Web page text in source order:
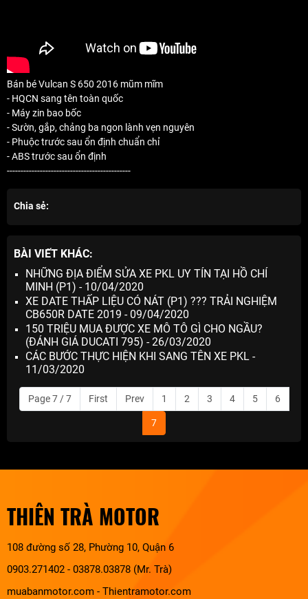
Bán bé Vulcan S 650 2016 mũm mĩm
- HQCN sang tên toàn quốc
- Máy zin bao bốc
- Sườn, gắp, chảng ba ngon lành vẹn nguyên
- Phuộc trước sau ổn định chuẩn chỉ
- ABS trước sau ổn định
---------------------------------------------
Chia sẻ:
BÀI VIẾT KHÁC:
NHỮNG ĐỊA ĐIỂM SỬA XE PKL UY TÍN TẠI HỒ CHÍ
MINH (P1) - 10/04/2020
XE DATE THẤP LIỆU CÓ NÁT (P1) ??? TRẢI NGHIỆM
CB650R DATE 2019 - 09/04/2020
150 TRIỆU MUA ĐƯỢC XE MÔ TÔ GÌ CHO NGẦU?
(ĐÁNH GIÁ DUCATI 795) - 26/03/2020
CÁC BƯỚC THỰC HIỆN KHI SANG TÊN XE PKL -
11/03/2020
Page 7 / 7 First Prev 1 2 3 4 5 6
7
THIÊN TRÀ MOTOR
108 đường số 28, Phường 10, Quận 6
0903.271402 - 03878.03878 (Mr. Trà)
muabanmotor.com - Thientramotor.com